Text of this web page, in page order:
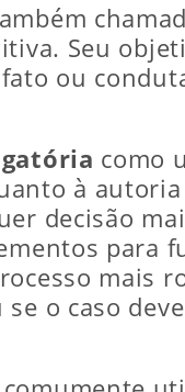
Seu
ou
como
à
decisão
para
mais
se o caso